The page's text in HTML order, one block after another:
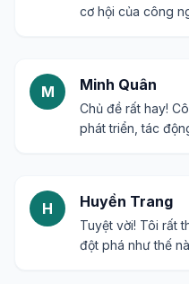
cơ hội của công
M Minh Quân
Chủ đề rất hay!
phát triển, tác
H Huyền Trang
Tuyệt vời! Tôi rất
đột phá như thế